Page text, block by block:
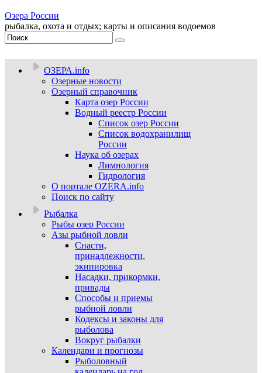
Озера России
рыбалка, охота и отдых; карты и описания водоемов
ОЗЕРА.info
Озерные новости
Озерный справочник
Карта озер России
Водный реестр России
Список озер России
Список водохранилищ
России
Наука об озерах
Лимнология
Гидрология
О портале OZERA.info
Поиск по сайту
Рыбалка
Рыбы озер России
Азы рыбной ловли
Снасти,
принадлежности,
экипировка
Насадки, прикормки,
привады
Способы и приемы
рыбной ловли
Кодексы и законы для
рыболова
Вокруг рыбалки
Календари и прогнозы
Рыболовный